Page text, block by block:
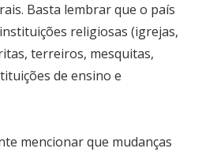
Basta lembrar que o país
religiosas (igrejas,
terreiros, mesquitas,
de ensino e
mencionar que mudanças